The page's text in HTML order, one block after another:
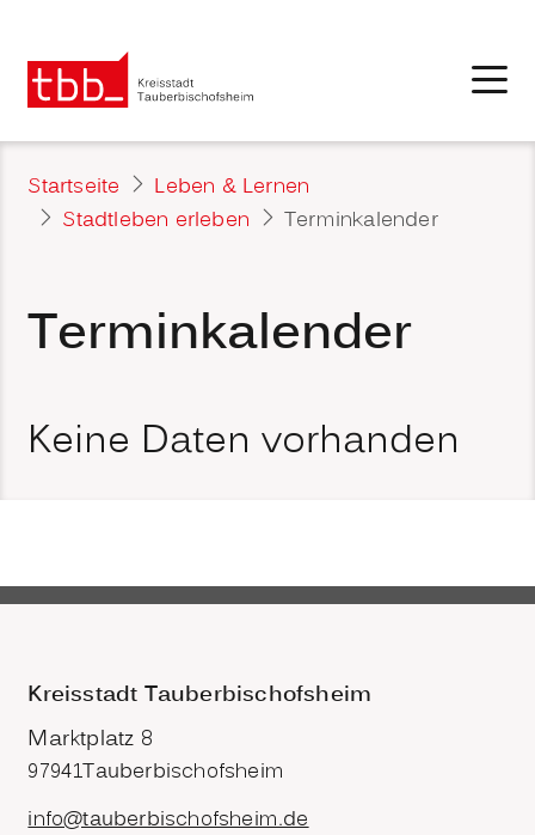
Startseite
Leben & Lernen
Stadtleben erleben
Terminkalender
Terminkalender
Keine Daten vorhanden
Kreisstadt Tauberbischofsheim
Marktplatz 8
97941Tauberbischofsheim
info@tauberbischofsheim.de